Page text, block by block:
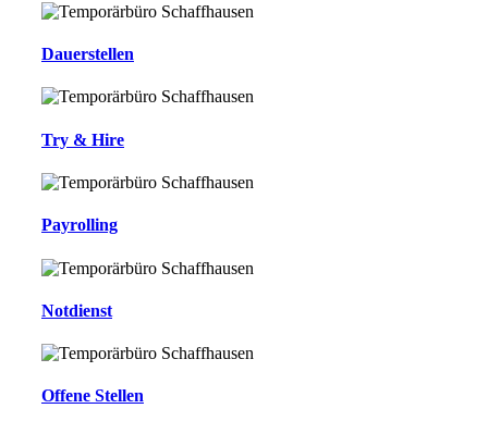
Dauerstellen
Try & Hire
Payrolling
Notdienst
Offene Stellen